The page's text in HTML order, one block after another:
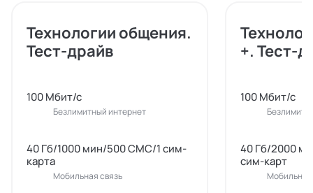
Технологии общения.
Тест-драйв
100 Мбит/с
Безлимитный интернет
40 Гб/1000 мин/500 СМС/1 сим-
карта
Мобильная связь
+. Тест-
100 Мбит/с
40 Гб/2000
сим-карт
Мобильная